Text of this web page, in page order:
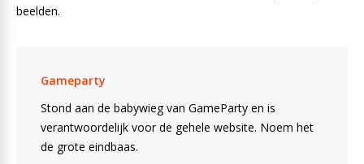
beelden.
Gameparty
Stond aan de babywieg van GameParty en is
verantwoordelijk voor de gehele website. Noem het
de grote eindbaas.